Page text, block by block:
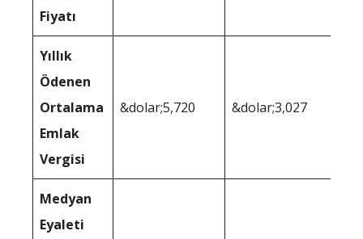
Fiyatı
Yıllık
Ödenen
Ortalama
Emlak
Vergisi
&dolar;5,720 &dolar;3,027
Medyan
Eyaleti